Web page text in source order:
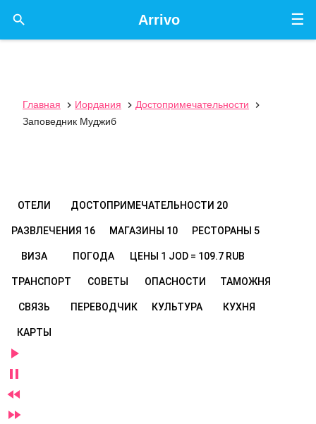
☰
Arrivo

Главная  Иордания  Достопримечательности

Заповедник Муджиб
ОТЕЛИ ДОСТОПРИМЕЧАТЕЛЬНОСТИ 20
РАЗВЛЕЧЕНИЯ 16 МАГАЗИНЫ 10 РЕСТОРАНЫ 5
ВИЗА ПОГОДА ЦЕНЫ 1 JOD = 109.7 RUB
ТРАНСПОРТ СОВЕТЫ ОПАСНОСТИ ТАМОЖНЯ
СВЯЗЬ ПЕРЕВОДЧИК КУЛЬТУРА КУХНЯ
КАРТЫ



